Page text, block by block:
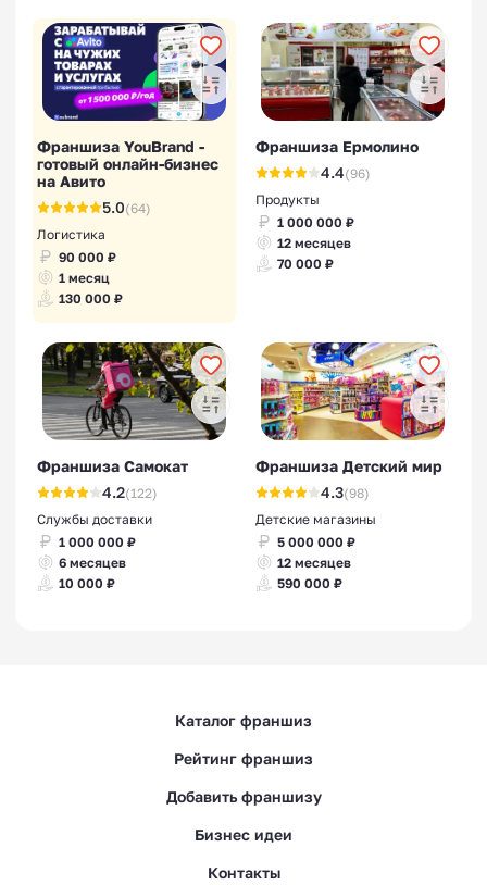
Франшиза YouBrand -
готовый онлайн-бизнес
на Авито
5.0(64)
Логистика
90 000 ₽
1 месяц
130 000 ₽
Франшиза Ермолино
4.4(96)
Продукты
1 000 000 ₽
12 месяцев
70 000 ₽
Франшиза Самокат
4.2(122)
Службы доставки
1 000 000 ₽
6 месяцев
10 000 ₽
Франшиза Детский мир
4.3(98)
Детские магазины
5 000 000 ₽
12 месяцев
590 000 ₽
Каталог франшиз
Рейтинг франшиз
Добавить франшизу
Бизнес идеи
Контакты